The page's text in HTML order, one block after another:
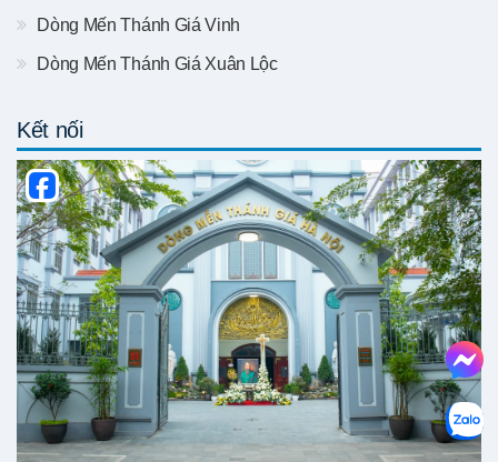
Dòng Mến Thánh Giá Vinh
Dòng Mến Thánh Giá Xuân Lộc
Kết nối